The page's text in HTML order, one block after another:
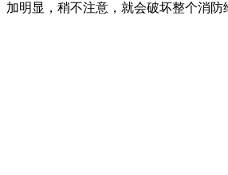
加明显，稍不注意，就会破坏整个消防